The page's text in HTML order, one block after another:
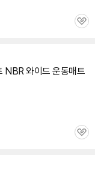
관
NBR 와이드 운동매트
관